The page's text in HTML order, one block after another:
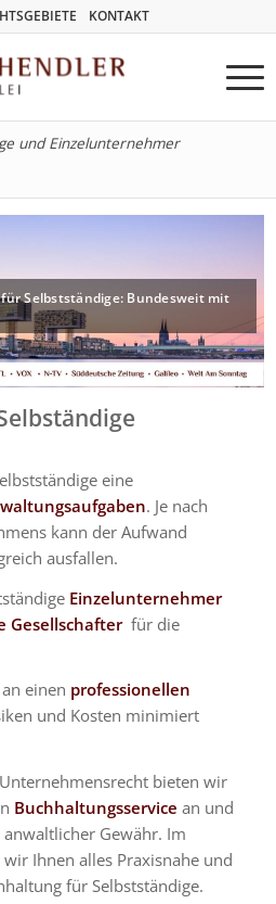
KONTAKT
und Einzelunternehmer
Selbstständige: Bundesweit mit
eine
. Je nach
kann der Aufwand
ausfallen.
Einzelunternehmer
Gesellschafter für die
einen professionellen
und Kosten minimiert
bieten wir
Buchhaltungsservice an und
Gewähr. Im
Ihnen alles Praxisnahe und
für Selbstständige.